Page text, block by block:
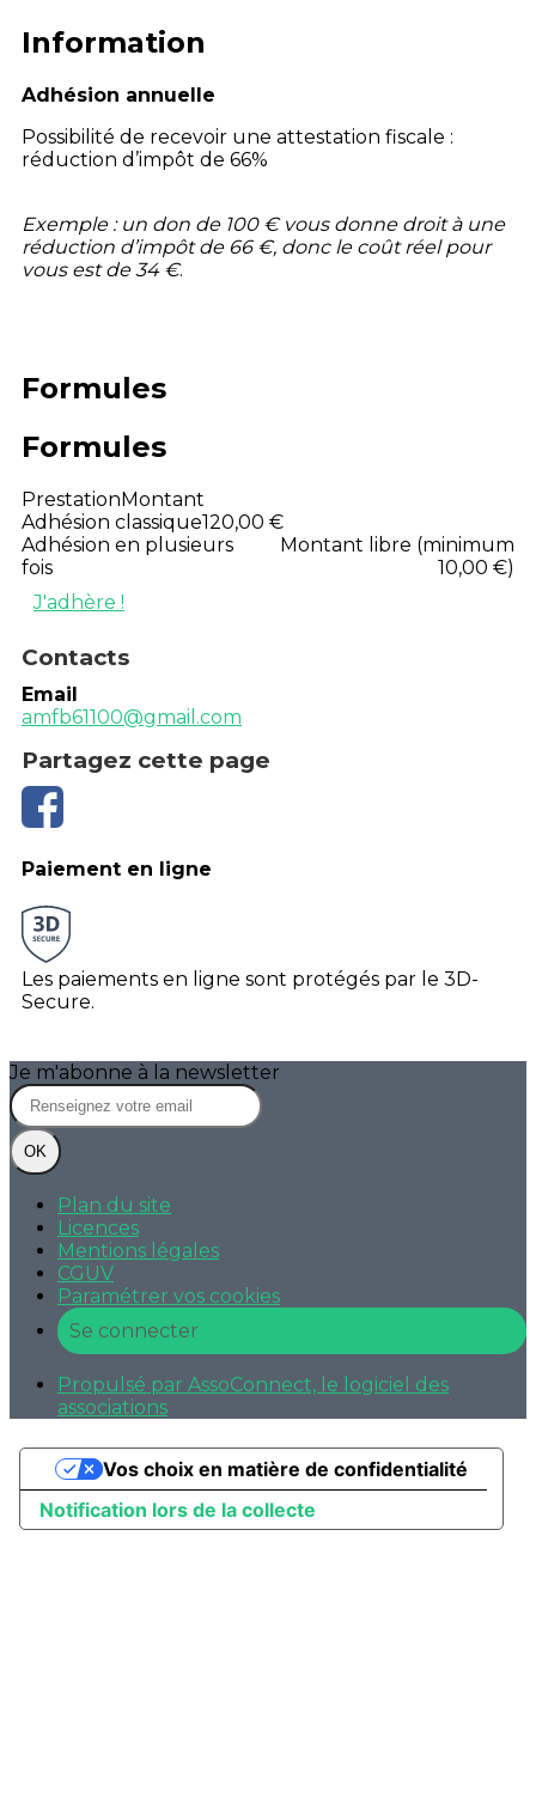
Information
Adhésion annuelle
Possibilité de recevoir une attestation fiscale :
réduction d’impôt de 66%
Exemple : un don de 100 € vous donne droit à une
réduction d’impôt de 66 €, donc le coût réel pour
vous est de 34 €.
Formules
Formules
PrestationMontant
Adhésion classique120,00 €
Adhésion en plusieurs
fois
Montant libre (minimum
10,00 €)
J'adhère !
Contacts
Email
amfb61100@gmail.com
Partagez cette page
Paiement en ligne
Les paiements en ligne sont protégés par le 3D-
Secure.
Je m'abonne à la newsletter
OK
Plan du site
Licences
Mentions légales
CGUV
Paramétrer vos cookies
Se connecter
Propulsé par AssoConnect, le logiciel des
associations
Notification lors de la collecte
Vos choix en matière de confidentialité